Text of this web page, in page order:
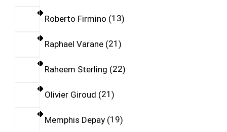
Roberto Firmino 13
Raphael Varane 21
Raheem Sterling 22
Olivier Giroud 21
Memphis Depay 19